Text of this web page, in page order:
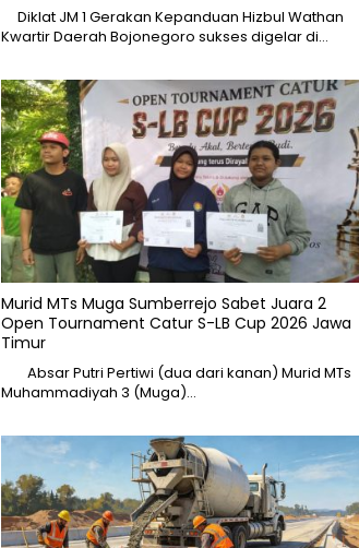
Diklat JM 1 Gerakan Kepanduan Hizbul Wathan
Kwartir Daerah Bojonegoro sukses digelar di…
Murid MTs Muga Sumberrejo Sabet Juara 2
Open Tournament Catur S-LB Cup 2026 Jawa
Timur
Absar Putri Pertiwi (dua dari kanan) Murid MTs
Muhammadiyah 3 (Muga)…